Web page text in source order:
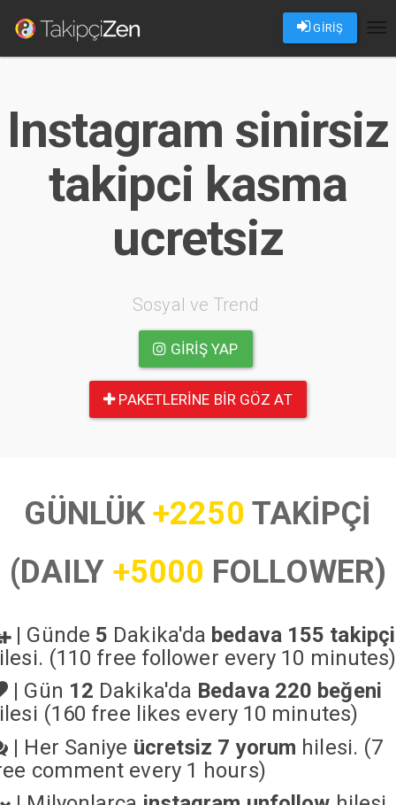
GİRİŞ
Instagram sinirsiz
takipci kasma
ucretsiz
Sosyal ve Trend
GIRIŞ YAP
PAKETLERINE BIR GÖZ AT
GÜNLÜK+2250 TAKİPÇİ
(DAILY +5000 FOLLOWER)
| Günde 5 Dakika'da bedava 155 takipçi
(110 free follower every 10 minutes)
| Gün 12 Dakika'da Bedava 220 beğeni
(160 free likes every 10 minutes)
| Her Saniye ücretsiz 7 yorum hilesi. (7
comment every 1 hours)